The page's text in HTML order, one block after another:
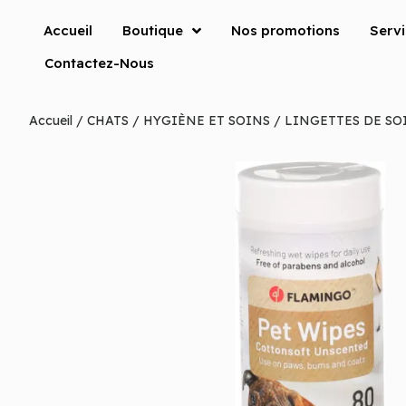
Accueil Boutique Nos promotions
Contactez-Nous
Accueil / CHATS / HYGIÈNE ET SOINS / LINGETTES DE